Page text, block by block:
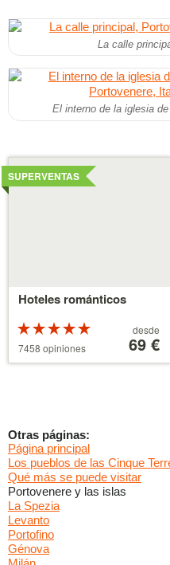
La calle
El interno de la iglesia
Hoteles románticos
SUPERVENTAS
Valoracion
de 5 estrellas
sobre 5
7458 opiniones partir
39 €
desde
69 €
Ver
detalles
Otras páginas:
Página principal
Los pueblos de las Cinque
Qué más se puede visitar
Portovenere y las islas
La Spezia
Levanto
Portofino
Génova